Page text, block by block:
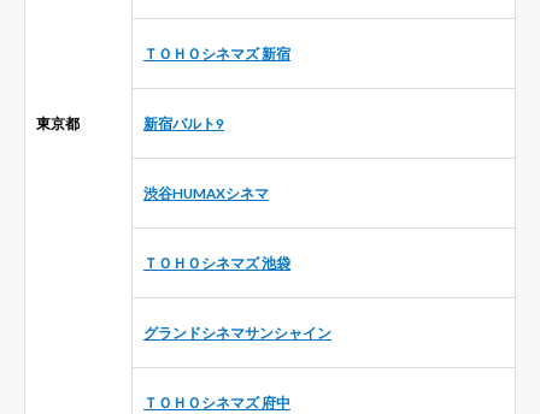
東京都
ＴＯＨＯシネマズ 新宿
新宿バルト9
渋谷HUMAXシネマ
ＴＯＨＯシネマズ 池袋
グランドシネマサンシャイン
ＴＯＨＯシネマズ 府中